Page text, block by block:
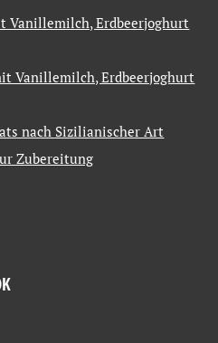
Vanillemilch, Erdbeerjoghurt
Vanillemilch, Erdbeerjoghurt
nach Sizilianischer Art
Zubereitung